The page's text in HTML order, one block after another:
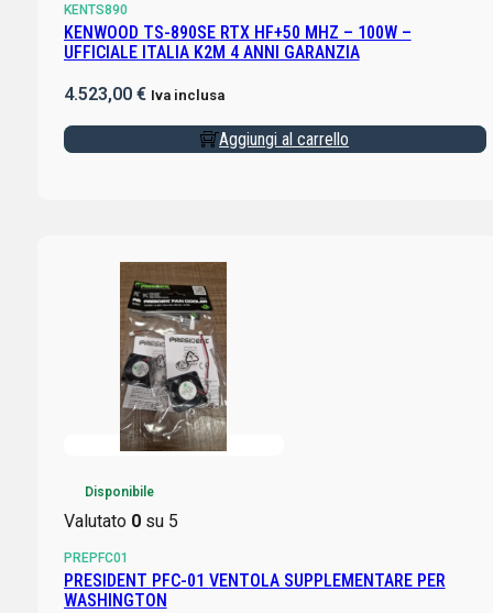
KENTS890
KENWOOD TS-890SE RTX HF+50 MHZ – 100W –
UFFICIALE ITALIA K2M 4 ANNI GARANZIA
4.523,00 € Iva inclusa
Aggiungi al carrello
Disponibile
Valutato 0su 5
PREPFC01
PRESIDENT PFC-01 VENTOLA SUPPLEMENTARE PER
WASHINGTON